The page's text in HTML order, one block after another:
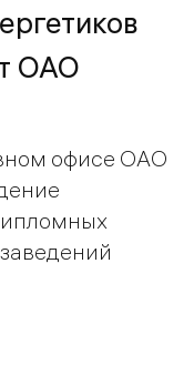
ОАО
офисе ОАО